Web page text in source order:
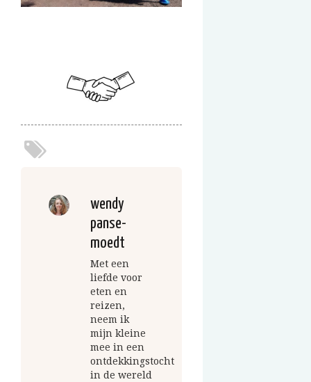
wendy
panse-
moedt
Met een
liefde voor
eten en
reizen,
neem ik
mijn kleine
mee in een
ontdekkingstocht
in de wereld